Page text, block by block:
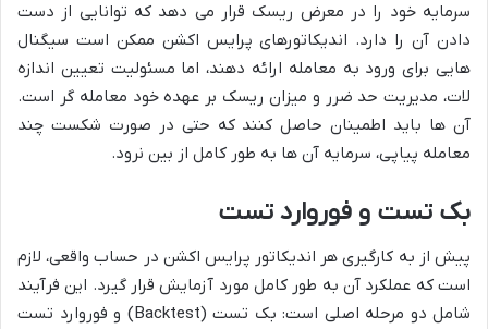
سرمایه خود را در معرض ریسک قرار می دهد که توانایی از دست
دادن آن را دارد. اندیکاتورهای پرایس اکشن ممکن است سیگنال
هایی برای ورود به معامله ارائه دهند، اما مسئولیت تعیین اندازه
لات، مدیریت حد ضرر و میزان ریسک بر عهده خود معامله گر است.
آن ها باید اطمینان حاصل کنند که حتی در صورت شکست چند
معامله پیاپی، سرمایه آن ها به طور کامل از بین نرود.
بک تست و فوروارد تست
پیش از به کارگیری هر اندیکاتور پرایس اکشن در حساب واقعی، لازم
است که عملکرد آن به طور کامل مورد آزمایش قرار گیرد. این فرآیند
شامل دو مرحله اصلی است: بک تست (Backtest) و فوروارد تست